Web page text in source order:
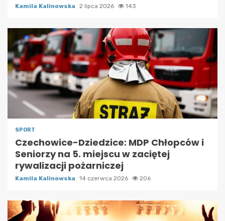
Kamila Kalinowska 2 lipca 2026 143
SPORT
Czechowice-Dziedzice: MDP Chłopców i
Seniorzy na 5. miejscu w zaciętej
rywalizacji pożarniczej
Kamila Kalinowska 14 czerwca 2026 206